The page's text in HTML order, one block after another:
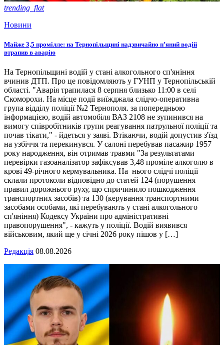
trending_flat
Новини
Майже 3,5 промілле: на Тернопільщині надзвичайно п’яний водій
втрапив в аварію
На Тернопільщині водій у стані алкогольного сп'яніння
вчинив ДТП. Про це повідомляють у ГУНП у Тернопільській
області. "Аварія трапилася 8 серпня близько 11:00 в селі
Скоморохи. На місце події виїжджала слідчо-оперативна
група відділу поліції №2 Тернополя. за попередньою
інформацією, водій автомобіля ВАЗ 2108 не зупинився на
вимогу співробітників групи реагування патрульної поліції та
почав тікати," - йдеться у заяві. Втікаючи, водій допустив з'їзд
на узбіччя та перекинувся. У салоні перебував пасажир 1957
року народження, він отримав травми "За результатами
перевірки газоаналізатор зафіксував 3,48 проміле алкоголю в
крові 49-річного кермувальника. На нього слідчі поліції
склали протоколи відповідно до статей 124 (порушення
правил дорожнього руху, що спричинило пошкодження
транспортних засобів) та 130 (керування транспортними
засобами особами, які перебувають у стані алкогольного
сп'яніння) Кодексу України про адміністративні
правопорушення", - кажуть у поліції. Водій виявився
військовим, який ще у січні 2026 року пішов у […]
Редакція 08.08.2026